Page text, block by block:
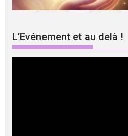
L’Evénement et au delà !